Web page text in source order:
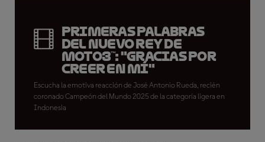
Primeras palabras
del nuevo rey de
Moto3™: "Gracias por
creer en mí"
Escucha la emotiva reacción de José Antonio Rueda, recién
coronado Campeón del Mundo 2025 de la categoría ligera en
Indonesia